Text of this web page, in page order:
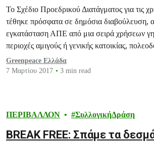
Το Σχέδιο Προεδρικού Διατάγματος για τις
τέθηκε πρόσφατα σε δημόσια διαβούλευση,
εγκατάσταση ΑΠΕ από μια σειρά χρήσεων
περιοχές αμιγούς ή γενικής κατοικίας,
κοινωφελών λειτουργιών, αγροτικής χρήσης,
Greenpeace Ελλάδα
7 Μαρτίου 2017
3 min read
ΠΕΡΙΒΑΛΛΟΝ ΣυλλογικήΔράση
BREAK FREE: Σπάμε τα